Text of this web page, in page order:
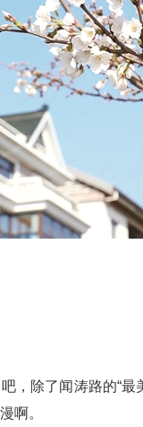
，除了闻涛路的“
啊。